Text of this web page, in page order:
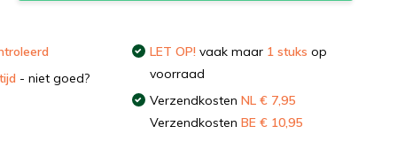
- niet goed?
LET OP!vaak maar 1 stuks op
voorraad
Verzendkosten NL € 7,95
Verzendkosten BE € 10,95